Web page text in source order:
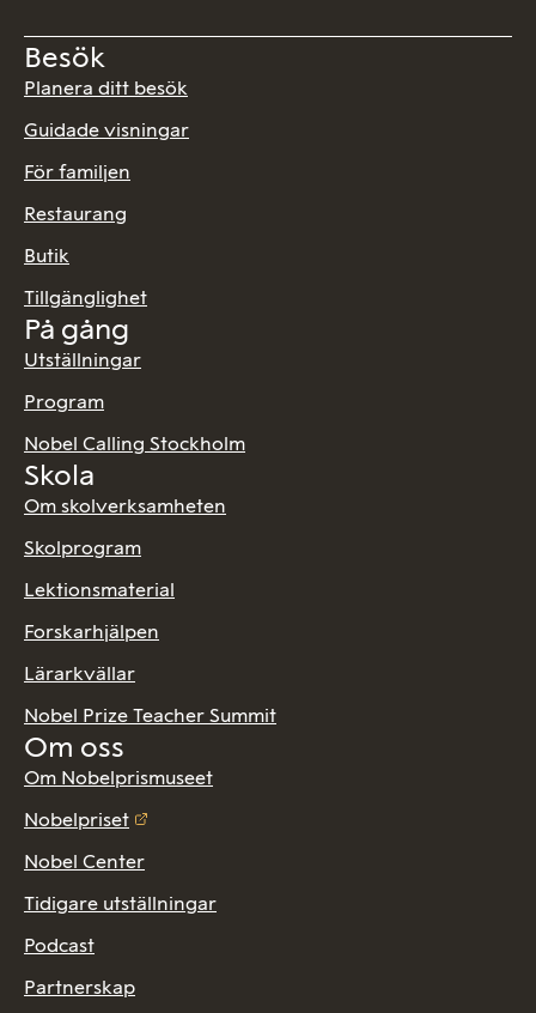
Besök
Planera ditt besök
Guidade visningar
För familjen
Restaurang
Butik
Tillgänglighet
På gång
Utställningar
Program
Nobel Calling Stockholm
Skola
Om skolverksamheten
Skolprogram
Lektionsmaterial
Forskarhjälpen
Lärarkvällar
Nobel Prize Teacher Summit
Om oss
Om Nobelprismuseet
Nobelpriset
Nobel Center
Tidigare utställningar
Podcast
Partnerskap